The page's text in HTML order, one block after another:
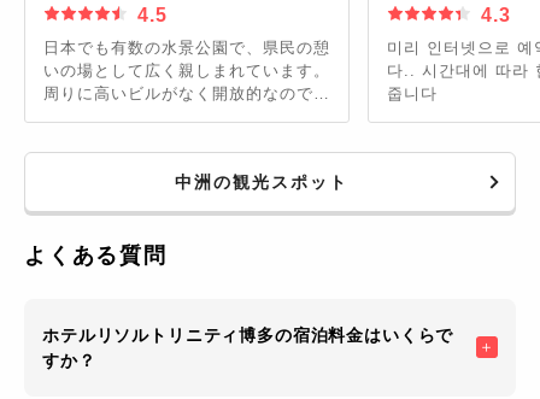
4.5
日本でも有数の水景公園で、県民の憩
いの場として広く親しまれています。
周りに高いビルがなく開放的なので、
4.3
미리 인터넷으로 예
다.. 시간대에 따라
줍니다
中洲の観光スポット
よくある質問
ホテルリソルトリニティ博多の宿泊料金はいくらで
すか？